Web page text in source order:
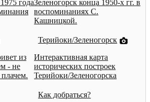
годаЗеленогорск конца 1950-х гг. в
воспоминаниях С.
Кашницкой.
из
- не
Терийоки/Зеленогорск
Интерактивная карта
исторических построек
Терийоки/Зеленогорска
Как добраться?